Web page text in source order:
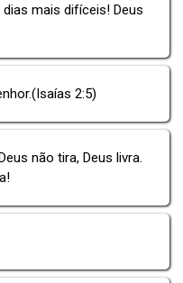
mais difíceis! Deus
2:5)
não tira, Deus livra.